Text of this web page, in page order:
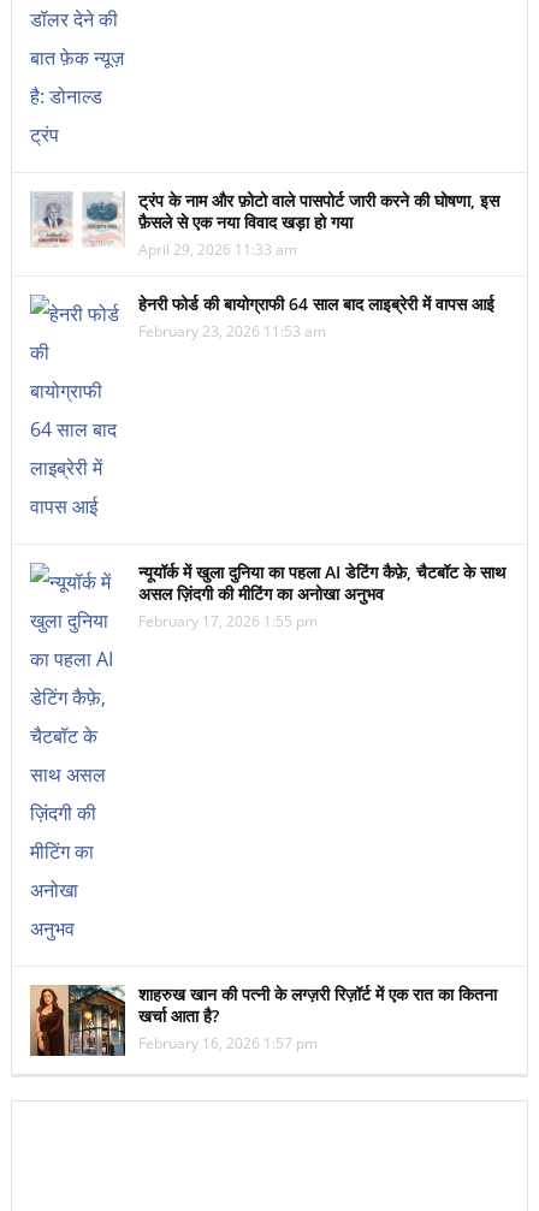
ट्रंप के नाम और फ़ोटो वाले पासपोर्ट जारी करने की घोषणा, इस
फ़ैसले से एक नया विवाद खड़ा हो गया
April 29, 2026 11:33 am
हेनरी फोर्ड की बायोग्राफी 64 साल बाद लाइब्रेरी में वापस आई
February 23, 2026 11:53 am
न्यूयॉर्क में खुला दुनिया का पहला AI डेटिंग कैफ़े, चैटबॉट के साथ
असल ज़िंदगी की मीटिंग का अनोखा अनुभव
February 17, 2026 1:55 pm
शाहरुख खान की पत्नी के लग्ज़री रिज़ॉर्ट में एक रात का कितना
खर्चा आता है?
February 16, 2026 1:57 pm